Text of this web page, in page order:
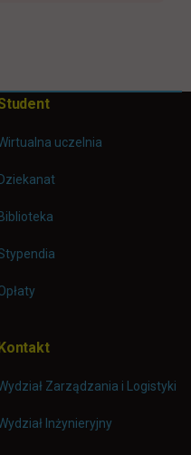
uczelnia
Dziekanat
Biblioteka
Zarządzania i Logistyki
Inżynieryjny